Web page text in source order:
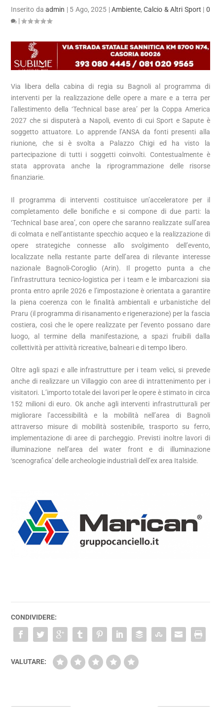
Inserito daadmin | 5 Ago, 2025 |Ambiente,Calcio & Altri Sport | 0
|
Via libera della cabina di regia su Bagnoli al programma di
interventi per la realizzazione delle opere a mare e a terra per
l’allestimento della ‘Technical base area’ per la Coppa America
2027 che si disputerà a Napoli, evento di cui Sport e Sapute è
soggetto attuatore. Lo apprende l’ANSA da fonti presenti alla
riunione, che si è svolta a Palazzo Chigi ed ha visto la
partecipazione di tutti i soggetti coinvolti. Contestualmente è
stata approvata anche la riprogrammazione delle risorse
finanziarie.
Il programma di interventi costituisce un’acceleratore per il
completamento delle bonifiche e si compone di due parti: la
‘Technical base area’, con opere che saranno realizzate sull’area
di colmata e nell’antistante specchio acqueo e la realizzazione di
opere strategiche connesse allo svolgimento dell’evento,
localizzate nella restante parte dell’area di rilevante interesse
nazionale Bagnoli-Coroglio (Arin). Il progetto punta a che
l’infrastruttura tecnico-logistica per i team e le imbarcazioni sia
pronta entro aprile 2026 e l’impostazione è orientata a garantire
la piena coerenza con le finalità ambientali e urbanistiche del
Praru (il programma di risanamento e rigenerazione) per la fascia
costiera, così che le opere realizzate per l’evento possano dare
luogo, al termine della manifestazione, a spazi fruibili dalla
collettività per attività ricreative, balneari e di tempo libero.
Oltre agli spazi e alle infrastrutture per i team velici, si prevede
anche di realizzare un Villaggio con aree di intrattenimento per i
visitatori. L’importo totale dei lavori per le opere è stimato in circa
152 milioni di euro. Ok anche agli interventi infrastrutturali per
migliorare l’accessibilità e la mobilità nell’area di Bagnoli
attraverso misure di mobilità sostenibile, trasporto su ferro,
implementazione di aree di parcheggio. Previsti inoltre lavori di
illuminazione nell’area del water front e di illuminazione
‘scenografica’ delle archeologie industriali dell’ex area Italside.
CONDIVIDERE:
VALUTARE: